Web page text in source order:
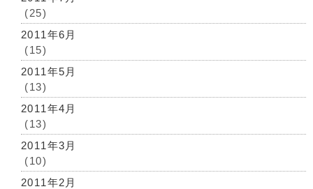
(25)
2011年6月
(15)
2011年5月
(13)
2011年4月
(13)
2011年3月
(10)
2011年2月